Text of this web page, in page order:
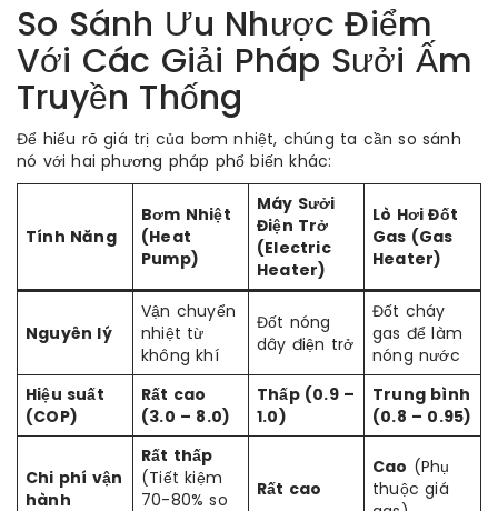
So Sánh Ưu Nhược Điểm
Với Các Giải Pháp Sưởi Ấm
Truyền Thống
Để hiểu rõ giá trị của bơm nhiệt, chúng ta cần so sánh
nó với hai phương pháp phổ biến khác:
Tính Năng
Bơm Nhiệt
(Heat
Pump)
Máy Sưởi
Điện Trở
(Electric
Heater)
Lò Hơi Đốt
Gas (Gas
Heater)
Nguyên lý
Vận chuyển
nhiệt từ
không khí
Đốt nóng
dây điện trở
Đốt cháy
gas để làm
nóng nước
Hiệu suất
(COP)
Rất cao
(3.0 – 8.0)
Thấp (0.9 –
1.0)
Trung bình
(0.8 – 0.95)
Chi phí vận
hành
Rất thấp
(Tiết kiệm
70-80% so
Rất cao
Cao (Phụ
thuộc giá